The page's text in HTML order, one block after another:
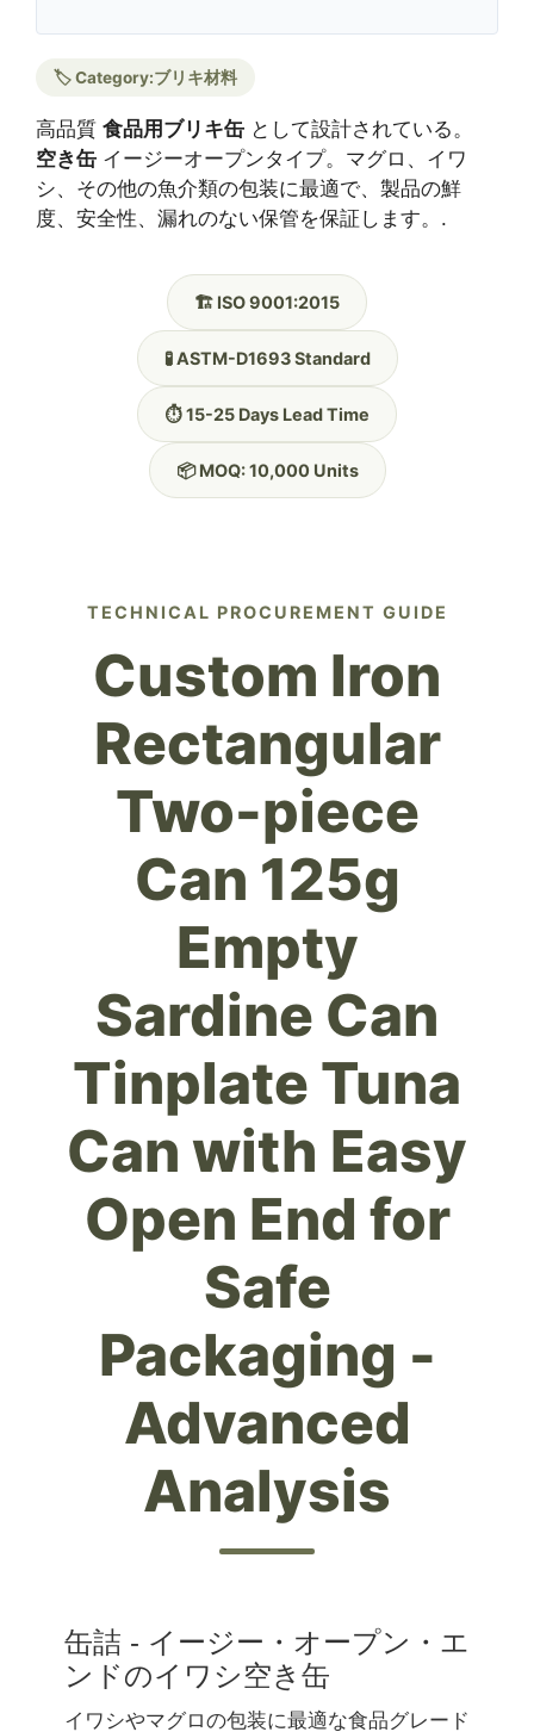
🏷️ Category:ブリキ材料
高品質 食品用ブリキ缶 として設計されている。
空き缶 イージーオープンタイプ。マグロ、イワ
シ、その他の魚介類の包装に最適で、製品の鮮
度、安全性、漏れのない保管を保証します。.
🏗️ ISO 9001:2015
🧪 ASTM-D1693 Standard
⏱️ 15-25 Days Lead Time
📦 MOQ: 10,000 Units
TECHNICAL PROCUREMENT GUIDE
Custom Iron
Rectangular
Two-piece
Can 125g
Empty
Sardine Can
Tinplate Tuna
Can with Easy
Open End for
Safe
Packaging -
Advanced
Analysis
缶詰 - イージー・オープン・エ
ンドのイワシ空き缶
イワシやマグロの包装に最適な食品グレード